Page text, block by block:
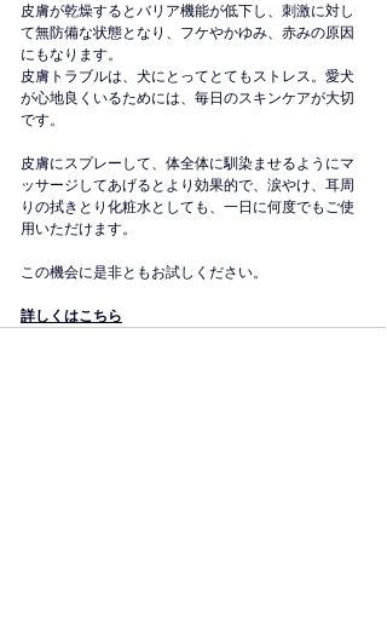
皮膚が乾燥するとバリア機能が低下し、刺激に対し
て無防備な状態となり、フケやかゆみ、赤みの原因
にもなります。
皮膚トラブルは、犬にとってとてもストレス。愛犬
が心地良くいるためには、毎日のスキンケアが大切
です。
皮膚にスプレーして、体全体に馴染ませるようにマ
ッサージしてあげるとより効果的で、涙やけ、耳周
りの拭きとり化粧水としても、一日に何度でもご使
用いただけます。
この機会に是非ともお試しください。
詳しくはこちら